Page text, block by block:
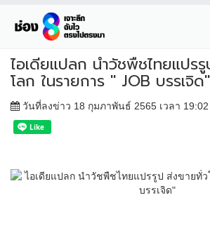
ไอเดียแปลก นำวัชพืชไทยแปร
โลก ในรายการ " JOB บรรเจิด"
วันที่ลงข่าว 18 กุมภาพันธ์ 2565 เวลา